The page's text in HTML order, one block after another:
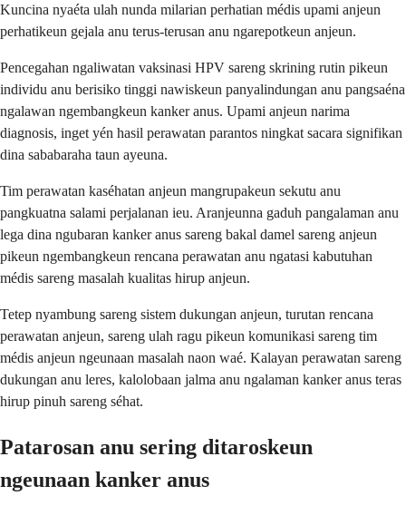
Kuncina nyaéta ulah nunda milarian perhatian médis upami anjeun
perhatikeun gejala anu terus-terusan anu ngarepotkeun anjeun.
Pencegahan ngaliwatan vaksinasi HPV sareng skrining rutin pikeun
individu anu berisiko tinggi nawiskeun panyalindungan anu pangsaéna
ngalawan ngembangkeun kanker anus. Upami anjeun narima
diagnosis, inget yén hasil perawatan parantos ningkat sacara signifikan
dina sababaraha taun ayeuna.
Tim perawatan kaséhatan anjeun mangrupakeun sekutu anu
pangkuatna salami perjalanan ieu. Aranjeunna gaduh pangalaman anu
lega dina ngubaran kanker anus sareng bakal damel sareng anjeun
pikeun ngembangkeun rencana perawatan anu ngatasi kabutuhan
médis sareng masalah kualitas hirup anjeun.
Tetep nyambung sareng sistem dukungan anjeun, turutan rencana
perawatan anjeun, sareng ulah ragu pikeun komunikasi sareng tim
médis anjeun ngeunaan masalah naon waé. Kalayan perawatan sareng
dukungan anu leres, kalolobaan jalma anu ngalaman kanker anus teras
hirup pinuh sareng séhat.
Patarosan anu sering ditaroskeun
ngeunaan kanker anus